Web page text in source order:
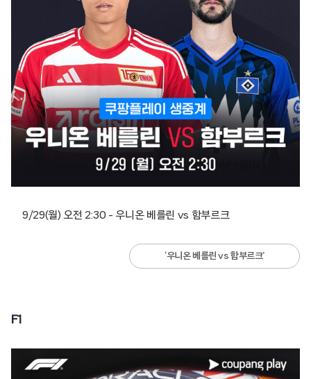
9/29(월) 오전 2:30 – 우니온 베를린 vs 함부르크
‘우니온 베를린 vs 함부르크’
F1